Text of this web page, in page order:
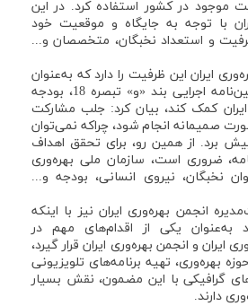
موجود در کشور استفاده کرد. در این
با توجه به جایگاه و موقعیت خود
و استعداد نخبگان، متخصصان و...
ایران این ظرفیت را دارد که به‌عنوان
ناظر یا بازرس در تحقق آیین‌نامه اجرایی بند «و» تبصره 18، بودجه
ایران کمک کند، بیان کرد: جلب مشارکت
صمیمانه انجام شود، چراکه نمی‌توان
پیش برد. از همین رو، برای تحقق اهداف
ضروری است، سازمان ملی بهره‌وری
نخبگان، نیروی انسانی، بودجه و...
انجمن بهره‌وری ایران نیز با اینکه
به‌عنوان یکی از اقدام‌های مهم در
ایران و انجمن بهره‌وری ایران قرار گیرد،
بهره‌وری، تهیه برنامه‌های تلویزیونی
گرافیکی با این مضمون، نقش بسیار
دارند.